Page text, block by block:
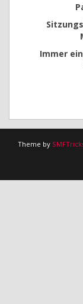
Immer
Theme by